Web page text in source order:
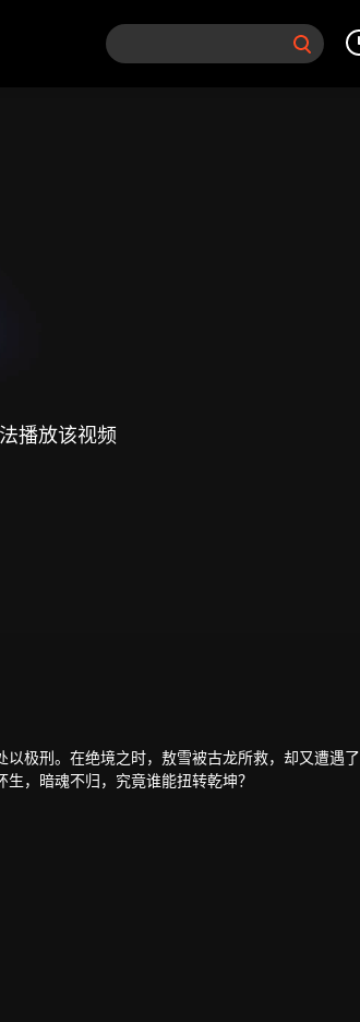
播放该视频
极刑。在绝境之时，敖雪被古龙所救，却又遭遇了
，暗魂不归，究竟谁能扭转乾坤？